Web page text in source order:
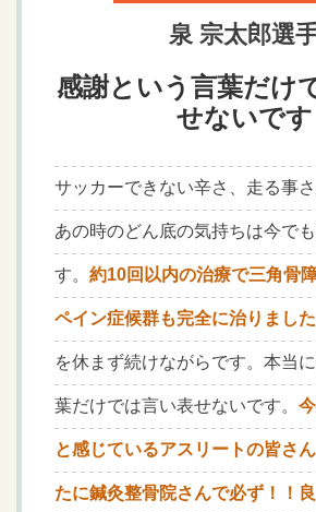
泉 宗太郎選
感謝という言葉だけ
せないです
サッカーできない辛さ、走る事さ
あの時のどん底の気持ちは今で
す。 約10回以内の治療で三角骨
ペイン症候群も完全に治りました
を休まず続けながらです。本当
葉だけでは言い表せないです。
と感じているアスリートの皆さ
たに鍼灸整骨院さんで必ず！！